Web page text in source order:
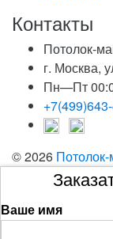
Контакты
Потолок-
г. Москва,
Пн—Пт
© 2026 Потолок-
Ваше имя